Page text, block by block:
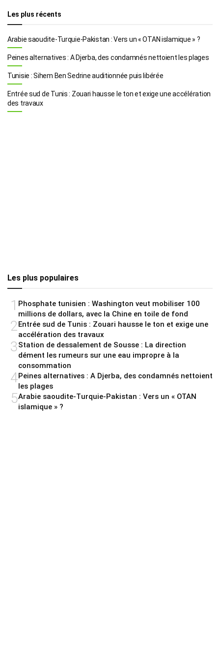
Les plus récents
Arabie saoudite-Turquie-Pakistan : Vers un « OTAN islamique » ?
Peines alternatives : A Djerba, des condamnés nettoient les plages
Tunisie : Sihem Ben Sedrine auditionnée puis libérée
Entrée sud de Tunis : Zouari hausse le ton et exige une accélération
des travaux
Les plus populaires
1 Phosphate tunisien : Washington veut mobiliser 100
millions de dollars, avec la Chine en toile de fond
2Entrée sud de Tunis : Zouari hausse le ton et exige une
accélération des travaux
3Station de dessalement de Sousse : La direction
dément les rumeurs sur une eau impropre à la
consommation
4Peines alternatives : A Djerba, des condamnés nettoient
les plages
5Arabie saoudite-Turquie-Pakistan : Vers un « OTAN
islamique » ?